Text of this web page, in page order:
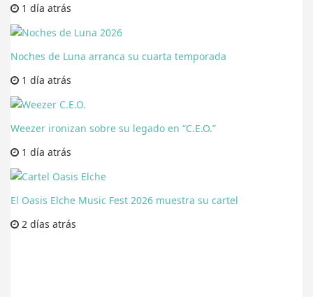
1 día atrás
Noches de Luna arranca su cuarta temporada
1 día atrás
Weezer ironizan sobre su legado en “C.E.O.”
1 día atrás
El Oasis Elche Music Fest 2026 muestra su cartel
2 días atrás